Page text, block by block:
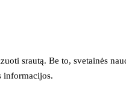
srautą. Be to, svetainės
informacijos.